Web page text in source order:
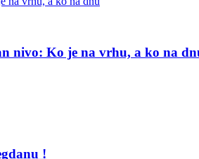
nivo: Ko je na vrhu, a ko na
!